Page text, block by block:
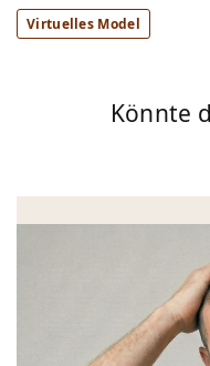
Virtuelles Model
Könnte